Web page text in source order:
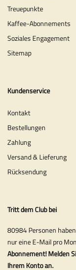
Treuepunkte
Kaffee-Abonnements
Soziales Engagement
Sitemap
Kundenservice
Kontakt
Bestellungen
Zahlung
Versand & Lieferung
Rücksendung
Tritt dem Club bei
80984 Personen
nur eine E-Mail pro
Abonnement! Melden
Ihrem Konto an.